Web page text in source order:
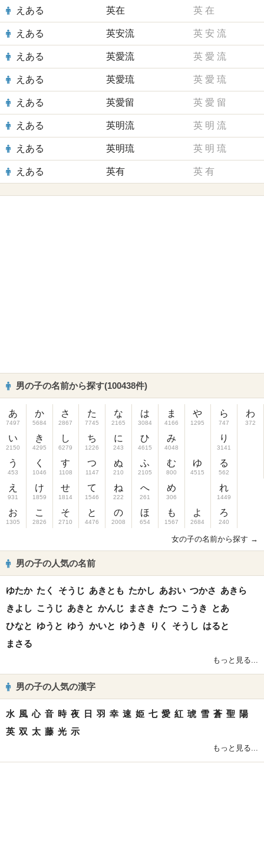
えある 英在 英 在
えある 英安流 英 安 流
えある 英愛流 英 愛 流
えある 英愛琉 英 愛 琉
えある 英愛留 英 愛 留
えある 英明流 英 明 流
えある 英明琉 英 明 琉
えある 英有 英 有
男の子の名前から探す(100438件)
あ
7497
い
2150
う
453
え
931
お
1305
か
5684
き
4295
く
1046
け
1859
こ
2826
さ
2867
し
6279
す
1108
せ
1814
そ
2710
た
7745
ち
1226
つ
1147
て
1546
と
4476
な
2165
に
243
ぬ
210
ね
222
の
2008
は
3084
ひ
4615
ふ
2105
へ
261
ほ
654
ま
4166
み
4048
む
800
め
306
も
1567
や
1295
ゆ
4515
よ
2684
ら
747
り
3141
る
562
れ
1449
ろ
240
わ
372
女の子の名前から探す →
男の子の人気の名前
ゆたか たく そうじ あきとも たかし あおい つかさ あきら
きよし こうじ あきと かんじ まさき たつ こうき
とあ
ひなと ゆうと ゆう かいと ゆうき りく そうし はると
まさる
もっと見る...
男の子の人気の漢字
水 風 心 音 時 夜 日 羽 幸 速 姫 七 愛 紅 琥 雪 蒼 聖 陽
英 双 太 藤 光 示
もっと見る...